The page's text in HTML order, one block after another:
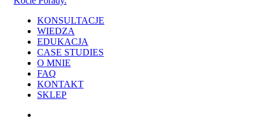
search
Menu
KONSULTACJE
WIEDZA
EDUKACJA
CASE STUDIES
O MNIE
FAQ
KONTAKT
SKLEP